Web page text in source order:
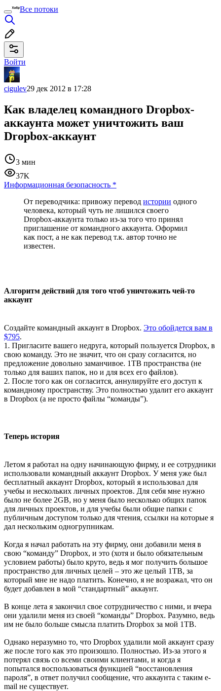
Все потоки
Войти
cigulev29 дек 2012 в 17:28
Как владелец командного Dropbox-
аккаунта может уничтожить ваш
Dropbox-аккаунт
3 мин
37K
Информационная безопасность *
От переводчика: привожу перевод истории одного
человека, который чуть не лишился своего
Dropbox-аккаунта только из-за того что принял
приглашение от командного аккаунта. Оформил
как пост, а не как перевод т.к. автор точно не
известен.
Алгоритм действий для того чтоб уничтожить чей-то
аккаунт
Создайте командный аккаунт в Dropbox. Это обойдется вам в
$795.
1. Пригласите вашего недруга, который пользуется Dropbox, в
свою команду. Это не значит, что он сразу согласится, но
предложение довольно заманчивое. 1TB пространства (не
только для ваших папок, но и для всех его файлов).
2. После того как он согласится, аннулируйте его доступ к
командному пространству. Это полностью удалит его аккаунт
в Dropbox (а не просто файлы “команды”).
Теперь история
Летом я работал на одну начинающую фирму, и ее сотрудники
использовали командный аккаунт Dropbox. У меня уже был
бесплатный аккаунт Dropbox, который я использовал для
учебы и нескольких личных проектов. Для себя мне нужно
было не более 2GB, но у меня было несколько общих папок
для личных проектов, и для учебы были общие папки с
публичным доступом только для чтения, ссылки на которые я
дал нескольким одногрупникам.
Когда я начал работать на эту фирму, они добавили меня в
свою “команду” Dropbox, и это (хотя и было обязательным
условием работы) было круто, ведь я мог получить большое
пространство для личных целей – это же целый 1TB, за
который мне не надо платить. Конечно, я не возражал, что он
будет добавлен в мой “стандартный” аккаунт.
В конце лета я закончил свое сотрудничество с ними, и вчера
они удалили меня из своей “команды” Dropbox. Разумно, ведь
им не было больше смысла платить Dropbox за мой 1TB.
Однако неразумно то, что Dropbox удалили мой аккаунт сразу
же после того как это произошло. Полностью. Из-за этого я
потерял связь со всеми своими клиентами, и когда я
попытался воспользоваться функцией “восстановления
пароля”, в ответ получил сообщение, что аккаунта с таким e-
mail не существует.